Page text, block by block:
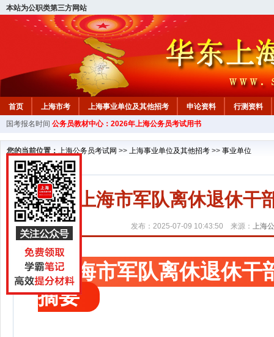
本站为公职类第三方网站
首页 上海市考 上海事业单位及其他招考 申论资料
行测资料
国考报名时间 公务员教材中心：2026年上海公务员考试用书
您的当前位置： 上海公务员考试网 >> 上海事业单位及其他招考 >> 事业单位
上海市军队离休退休干
发布：2025-07-09 10:43:50 来源： 上海
上海市军队离休退休干
摘要